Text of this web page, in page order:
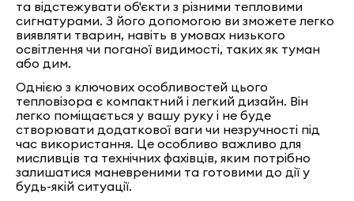
та відстежувати об'єкти з різними тепловими
сигнатурами. З його допомогою ви зможете легко
виявляти тварин, навіть в умовах низького
освітлення чи поганої видимості, таких як туман
або дим.
Однією з ключових особливостей цього
тепловізора є компактний і легкий дизайн. Він
легко поміщається у вашу руку і не буде
створювати додаткової ваги чи незручності під
час використання. Це особливо важливо для
мисливців та технічних фахівців, яким потрібно
залишатися маневреними та готовими до дії у
будь-якій ситуації.